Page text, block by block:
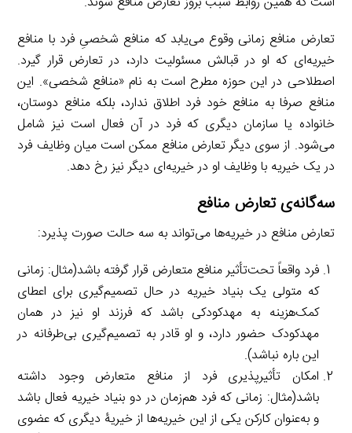
تعارض منافع زمانی وقوع می‌یابد که منافع شخصیِ فرد با منافع
خیریه‌ای که او در قبالش مسئولیت دارد، در تعارض قرار گیرد.
اصطلاحی در این حوزه مطرح است به نام «منافع شخصی». این
منافع صرفا به منافع خود فرد اطلاق ندارد، بلکه منافع دوستان،
خانواده یا سازمان دیگری که فرد در آن فعال است نیز شامل
می‌شود. از سوی دیگر تعارض منافع ممکن است میان وظایف فرد
در یک خیریه با وظایف او در خیریه‌ای دیگر نیز رخ دهد.
سه‌گانه‌ی تعارض منافع
تعارض منافع در خیریه‌ها می‌تواند به سه حالت صورت پذیرد:
فرد واقعاً تحت‌تأثیر منافع متعارض قرار گرفته باشد(مثال: زمانی
که متولی یک بنیاد خیریه در حال تصمیم‌گیری برای اعطای
کمک‌هزینه به مهدکودکی باشد که فرزند او نیز در همان
مهدکودک حضور دارد، و او قادر به تصمیم‌گیری بی‌طرفانه در
این باره نباشد).
امکان تأثیرپذیری فرد از منافع متعارض وجود داشته
باشد(مثال: زمانی که فرد هم‌زمان در دو بنیاد خیریه فعال باشد
و به‌عنوان کارکن یکی از این خیریه‌ها از خیریۀ دیگری که عضوی